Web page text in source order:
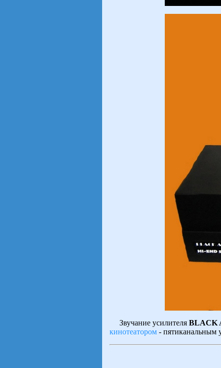
Звучание усилителя BLACK
кинотеатором - пятиканальным